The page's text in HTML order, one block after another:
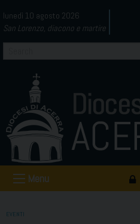
to
content
lunedì 10 agosto 2026
San Lorenzo, diacono e martire
Menu
EVENTI